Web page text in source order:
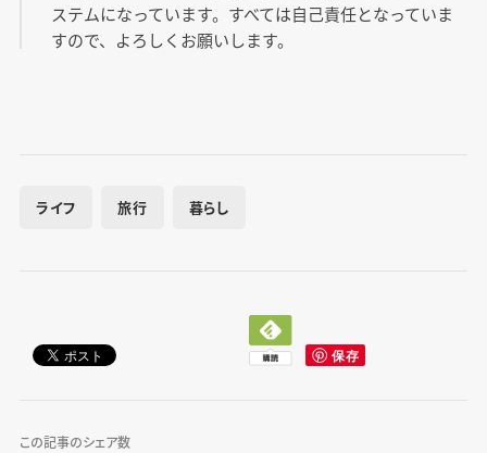
ステムになっています。すべては自己責任となっていま
すので、よろしくお願いします。
ライフ 旅行 暮らし
この記事のシェア数